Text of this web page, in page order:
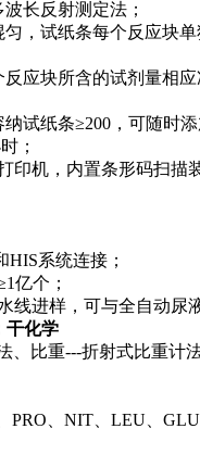
长反射测定法；
，试纸条每个反应块
应块所含的试剂量相
试纸条≥200，可随时添
；
印机，内置条形码扫描
系统连接；
亿个；
线进样，可与全自动尿
干化学
、 比重---折射式比重计
PRO、NIT、LEU、